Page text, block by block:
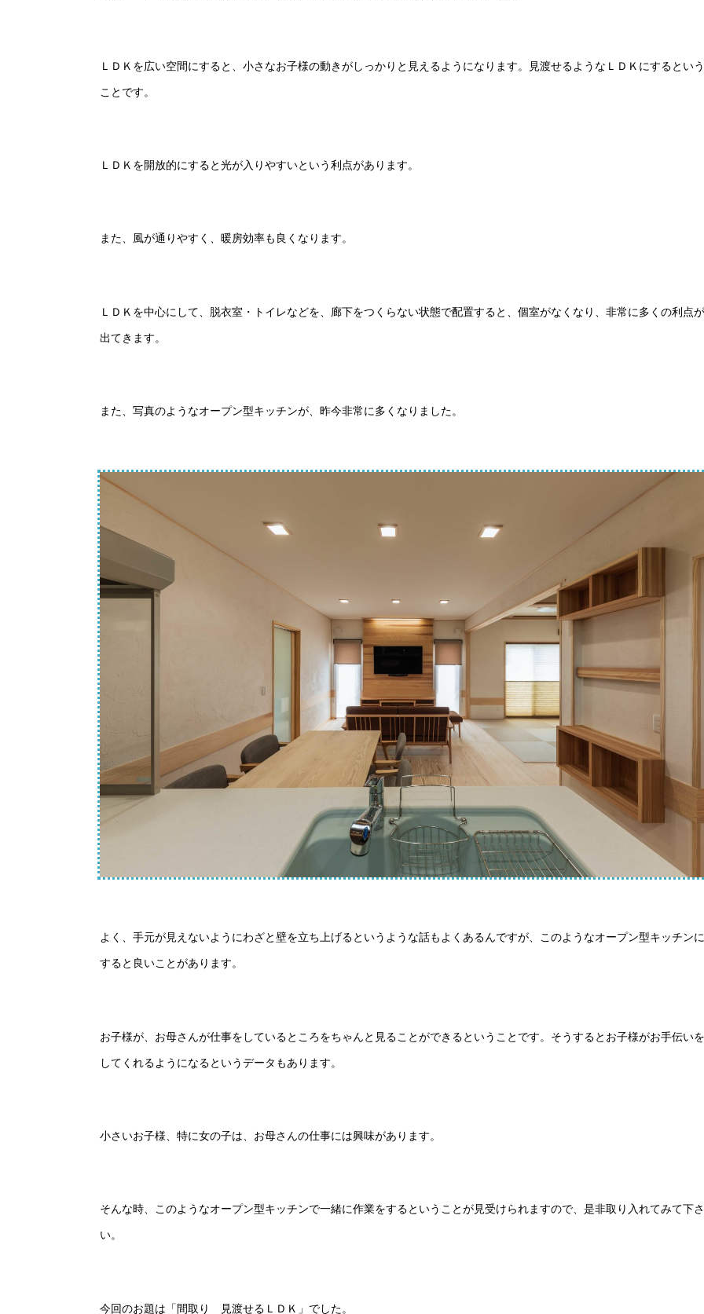
ＬＤＫを広い空間にすると、小さなお子様の動きがしっかりと見えるようになります。見渡せるようなＬＤＫにするという
ことです。
ＬＤＫを開放的にすると光が入りやすいという利点があります。
また、風が通りやすく、暖房効率も良くなります。
ＬＤＫを中心にして、脱衣室・トイレなどを、廊下をつくらない状態で配置すると、個室がなくなり、非常に多くの利点が
出てきます。
また、写真のようなオープン型キッチンが、昨今非常に多くなりました。
よく、手元が見えないようにわざと壁を立ち上げるというような話もよくあるんですが、このようなオープン型キッチンに
すると良いことがあります。
お子様が、お母さんが仕事をしているところをちゃんと見ることができるということです。そうするとお子様がお手伝いを
してくれるようになるというデータもあります。
小さいお子様、特に女の子は、お母さんの仕事には興味があります。
そんな時、このようなオープン型キッチンで一緒に作業をするということが見受けられますので、是非取り入れてみて下さ
い。
今回のお題は「間取り 見渡せるＬＤＫ」でした。